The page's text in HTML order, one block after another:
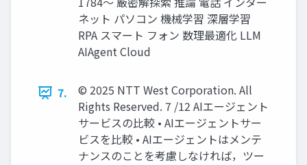
ネット パソコン 機械学習 深層学習
RPA スマート フォン 数理最適化 LLM
AIAgent Cloud
7.
© 2025 NTT West Corporation. All
Rights Reserved. 7 /12 AIエージェント
サービスの比較 • AIエージェントサー
ビスを比較 • AIエージェントはメンテ
ナンスのことを考慮しなければ，ツー